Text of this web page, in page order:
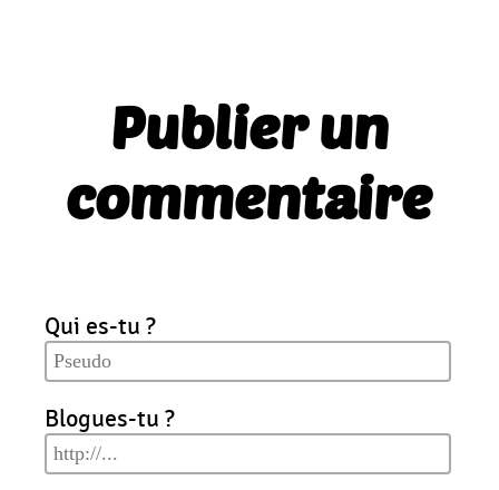
Publier un
commentaire
Qui es-tu ?
Blogues-tu ?